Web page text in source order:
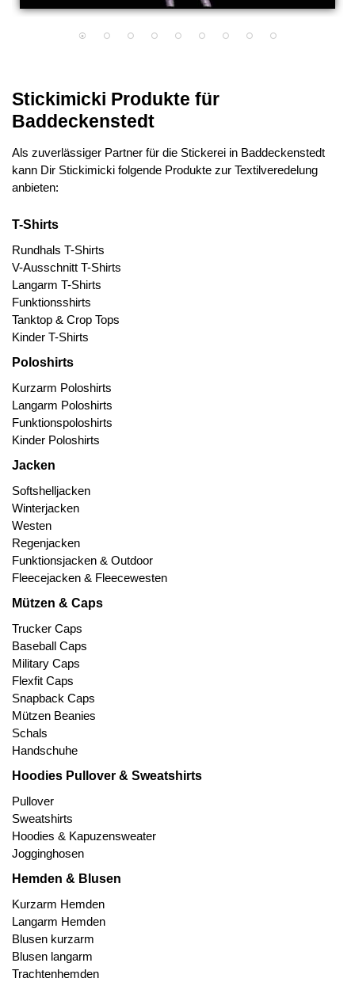
Stickimicki Produkte für
Baddeckenstedt
Als zuverlässiger Partner für die Stickerei in Baddeckenstedt
kann Dir Stickimicki folgende Produkte zur Textilveredelung
anbieten:
T-Shirts
Rundhals T-Shirts
V-Ausschnitt T-Shirts
Langarm T-Shirts
Funktionsshirts
Tanktop & Crop Tops
Kinder T-Shirts
Poloshirts
Kurzarm Poloshirts
Langarm Poloshirts
Funktionspoloshirts
Kinder Poloshirts
Jacken
Softshelljacken
Winterjacken
Westen
Regenjacken
Funktionsjacken & Outdoor
Fleecejacken & Fleecewesten
Mützen & Caps
Trucker Caps
Baseball Caps
Military Caps
Flexfit Caps
Snapback Caps
Mützen Beanies
Schals
Handschuhe
Hoodies Pullover & Sweatshirts
Pullover
Sweatshirts
Hoodies & Kapuzensweater
Jogginghosen
Hemden & Blusen
Kurzarm Hemden
Langarm Hemden
Blusen kurzarm
Blusen langarm
Trachtenhemden